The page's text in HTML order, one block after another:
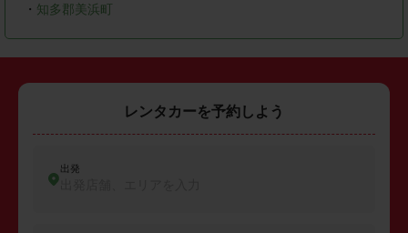
・ 知多郡美浜町
レンタカーを予約しよう
出発